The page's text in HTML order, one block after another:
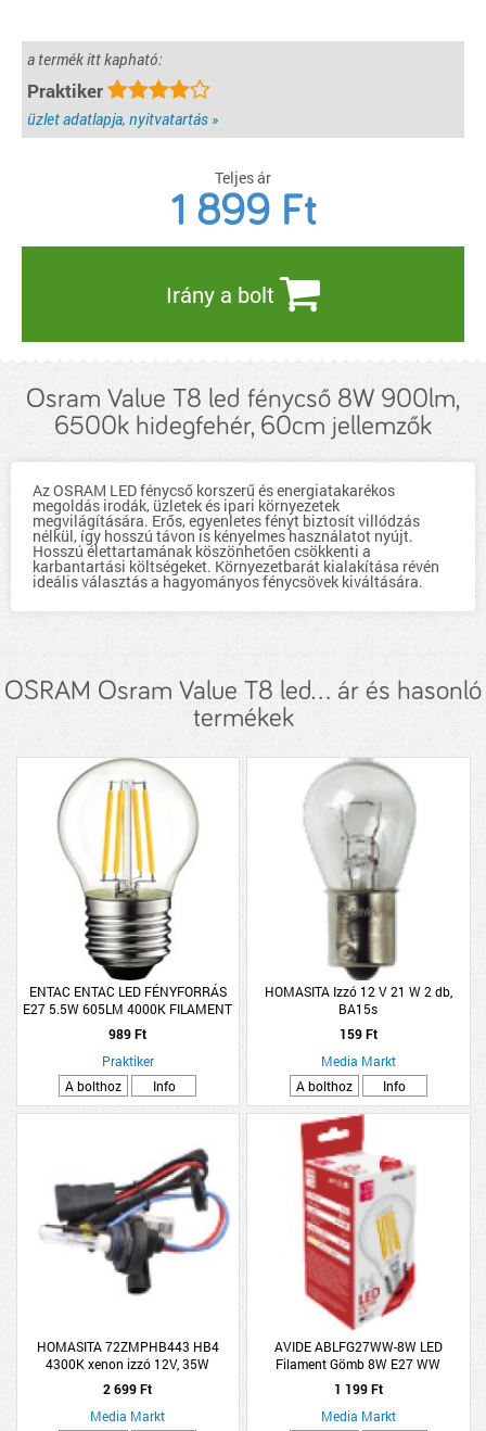
a termék itt kapható:
Praktiker
üzlet adatlapja, nyitvatartás »
Teljes ár
1 899 Ft
Irány a bolt
Osram Value T8 led fénycső 8W 900lm,
6500k hidegfehér, 60cm jellemzők
Az OSRAM LED fénycső korszerű és energiatakarékos
megoldás irodák, üzletek és ipari környezetek
megvilágítására. Erős, egyenletes fényt biztosít villódzás
nélkül, így hosszú távon is kényelmes használatot nyújt.
Hosszú élettartamának köszönhetően csökkenti a
karbantartási költségeket. Környezetbarát kialakítása révén
ideális választás a hagyományos fénycsövek kiváltására.
OSRAM Osram Value T8 led... ár és hasonló
termékek
ENTAC ENTAC LED FÉNYFORRÁS
E27 5.5W 605LM 4000K FILAMENT
G45 GÖMB NW
989 Ft
Praktiker
A bolthoz
Info
HOMASITA Izzó 12 V 21 W 2 db,
BA15s
159 Ft
Media Markt
A bolthoz
Info
HOMASITA 72ZMPHB443 HB4
4300K xenon izzó 12V, 35W
2 699 Ft
Media Markt
AVIDE ABLFG27WW-8W LED
Filament Gömb 8W E27 WW
1 199 Ft
Media Markt